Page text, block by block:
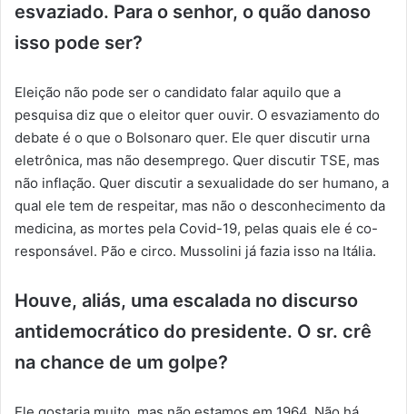
esvaziado. Para o senhor, o quão danoso
isso pode ser?
Eleição não pode ser o candidato falar aquilo que a
pesquisa diz que o eleitor quer ouvir. O esvaziamento do
debate é o que o Bolsonaro quer. Ele quer discutir urna
eletrônica, mas não desemprego. Quer discutir TSE, mas
não inflação. Quer discutir a sexualidade do ser humano, a
qual ele tem de respeitar, mas não o desconhecimento da
medicina, as mortes pela Covid-19, pelas quais ele é co-
responsável. Pão e circo. Mussolini já fazia isso na Itália.
Houve, aliás, uma escalada no discurso
antidemocrático do presidente. O sr. crê
na chance de um golpe?